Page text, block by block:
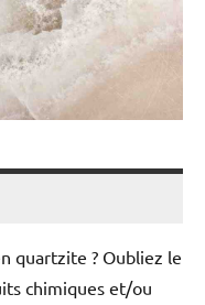
quartzite ? Oubliez le
chimiques et/ou